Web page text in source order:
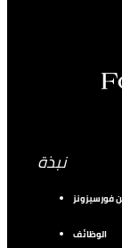
نبذة
فورسيزونز
الوظائف